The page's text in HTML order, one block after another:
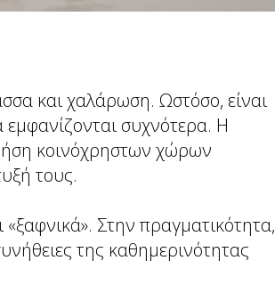
και χαλάρωση. Ωστόσο, είναι
εμφανίζονται συχνότερα. Η
κοινόχρηστων χώρων
τους.
«ξαφνικά». Στην πραγματικότητα,
της καθημερινότητας